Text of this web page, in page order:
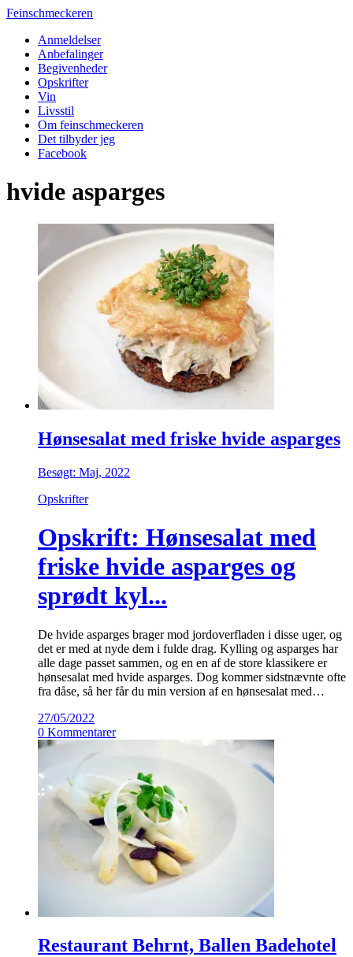
Feinschmeckeren
Anmeldelser
Anbefalinger
Begivenheder
Opskrifter
Vin
Livsstil
Om feinschmeckeren
Det tilbyder jeg
Facebook
hvide asparges
Hønsesalat med friske hvide asparges
Besøgt: Maj, 2022
Opskrifter
Opskrift: Hønsesalat med
friske hvide asparges og
sprødt kyl...
De hvide asparges brager mod jordoverfladen i disse uger, og
det er med at nyde dem i fulde drag. Kylling og asparges har
alle dage passet sammen, og en en af de store klassikere er
hønsesalat med hvide asparges. Dog kommer sidstnævnte ofte
fra dåse, så her får du min version af en hønsesalat med…
27/05/2022
0 Kommentarer
Restaurant Behrnt, Ballen Badehotel